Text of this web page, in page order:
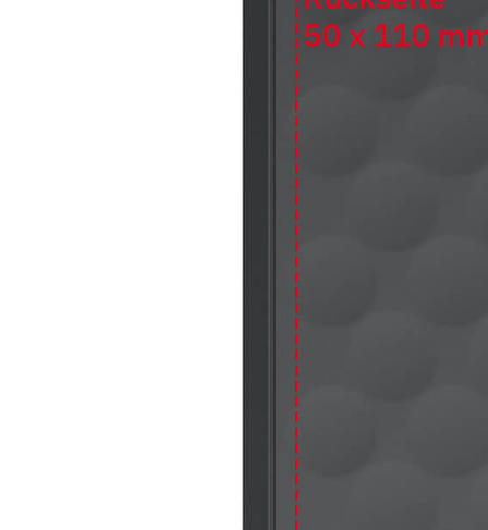
Fuel Series 5 Powerbank in Schwarz mit 10.000 mAh
und optionalem Logo-Druck für Werbezwecke